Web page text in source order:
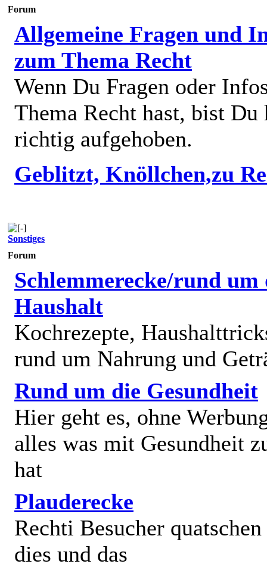
Forum
Allgemeine Fragen und
zum Thema Recht
Wenn Du Fragen oder
Thema Recht hast, bist Du
richtig aufgehoben.
Geblitzt, Knöllchen,zu
Sonstiges
Forum
Schlemmerecke/rund um
Haushalt
Kochrezepte,
rund um Nahrung und
Rund um die Gesundheit
Hier geht es, ohne
alles was mit Gesundheit
hat
Plauderecke
Rechti Besucher
dies und das